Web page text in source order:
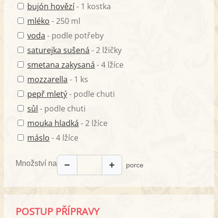
bujón hovězí- 1 kostka
mléko - 250 ml
voda - podle potřeby
saturejka sušená - 2 lžičky
smetana zakysaná - 4 lžíce
mozzarella - 1 ks
pepř mletý- podle chuti
sůl - podle chuti
mouka hladká - 2 lžíce
máslo - 4 lžíce
Množství na − + porce
POSTUP PŘÍPRAVY